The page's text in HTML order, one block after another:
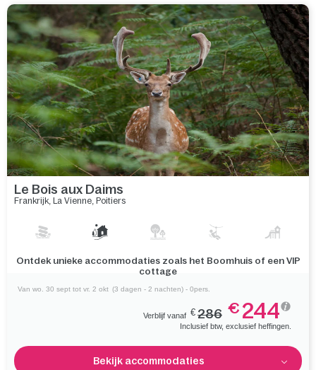
Le Bois aux Daims
Frankrijk La Vienne Poitiers
Ontdek alle vogels in en rond het park en bewonder hun
manier van leven in de natuur
Van wo. 30 sept tot vr. 2 okt (3 dagen - 2 nachten) - 0pers.
Verblijf vanaf € 286 € 244
Inclusief btw, exclusief heffingen.
Bekijk accommodaties